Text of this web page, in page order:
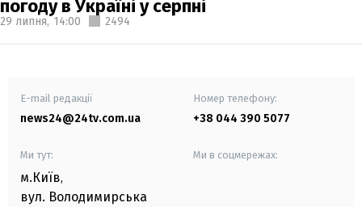
погоду в Україні у серпні
29 липня, 14:00 2494
E-mail редакції
news24@24tv.com.ua
Номер телефону:
+38 044 390 5077
Ми тут:
м.Київ,
вул. Володимирська
Ми в соцмережах: